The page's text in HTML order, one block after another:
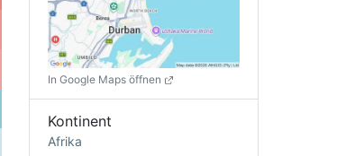
In Google Maps öffnen
Kontinent
Afrika